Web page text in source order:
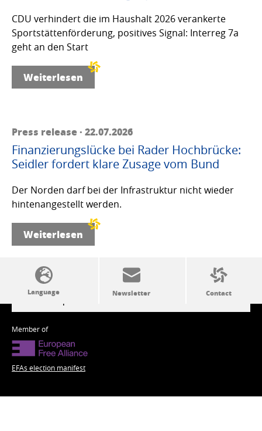
CDU verhindert die im Haushalt 2026 verankerte
Sportstättenförderung, positives Signal: Interreg 7a
geht an den Start
Weiterlesen
Press release · 22.07.2026
Finanzierungslücke bei Rader Hochbrücke:
Seidler fordert klare Zusage vom Bund
Der Norden darf bei der Infrastruktur nicht wieder
hintenangestellt werden.
Weiterlesen
SSW politics from A to Z
Member of
EFAs election manifest